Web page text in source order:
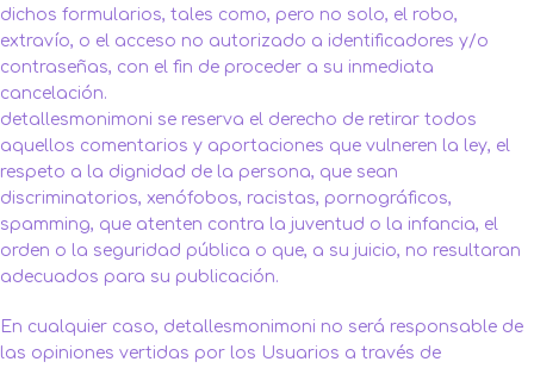
dichos formularios, tales como, pero no solo, el robo,
extravío, o el acceso no autorizado a identificadores y/o
contraseñas, con el fin de proceder a su inmediata
cancelación.
detallesmonimoni se reserva el derecho de retirar todos
aquellos comentarios y aportaciones que vulneren la ley, el
respeto a la dignidad de la persona, que sean
discriminatorios, xenófobos, racistas, pornográficos,
spamming, que atenten contra la juventud o la infancia, el
orden o la seguridad pública o que, a su juicio, no resultaran
adecuados para su publicación.
En cualquier caso, detallesmonimoni no será responsable de
las opiniones vertidas por los Usuarios a través de